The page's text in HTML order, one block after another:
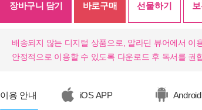
장바구니 담기 바로구매 선물하기
배송되지 않는 디지털 상품으로, 알라딘 뷰어에서 이
안정적으로 이용할 수 있도록 다운로드 후 독서를 권
이용 안내 iOS APP